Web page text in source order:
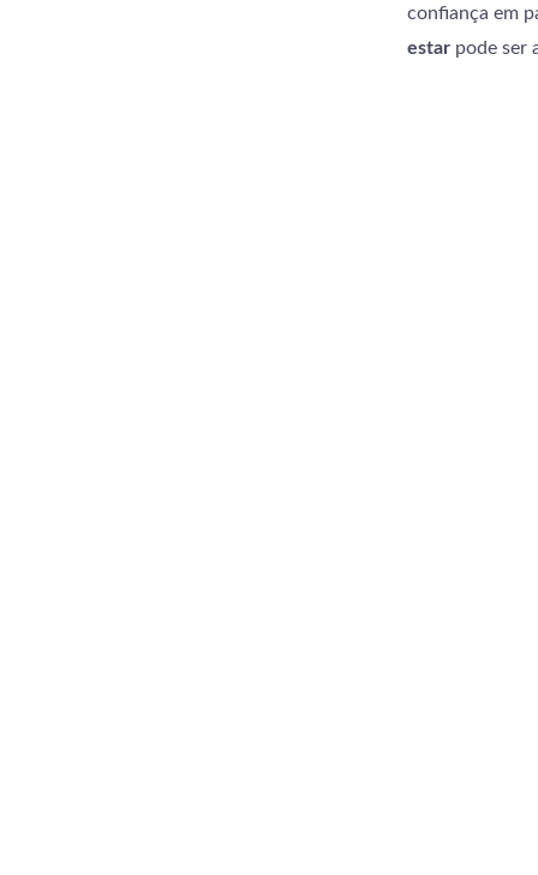
confiança em
estar pode ser